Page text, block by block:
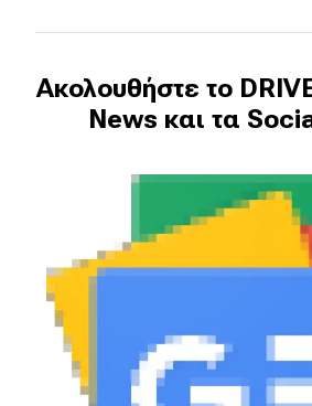
Ακολουθήστε το
News και τα